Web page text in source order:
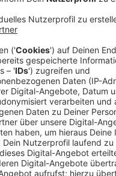
den offiziellen Zahlen,
wie viele
oder waren.
Erkenntnis daraus: 0,37